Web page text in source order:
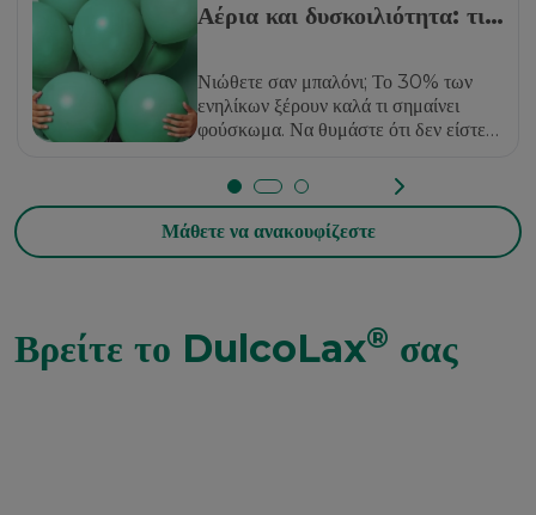
Αέρια και δυσκοιλιότητα: τι
σχέση έχουν μεταξύ τους;
Νιώθετε σαν μπαλόνι; Το 30% των
ενηλίκων ξέρουν καλά τι σημαίνει
φούσκωμα. Να θυμάστε ότι δεν είστε
Μάθετε να ανακουφίζεστε
Βρείτε το DulcoLax® σας